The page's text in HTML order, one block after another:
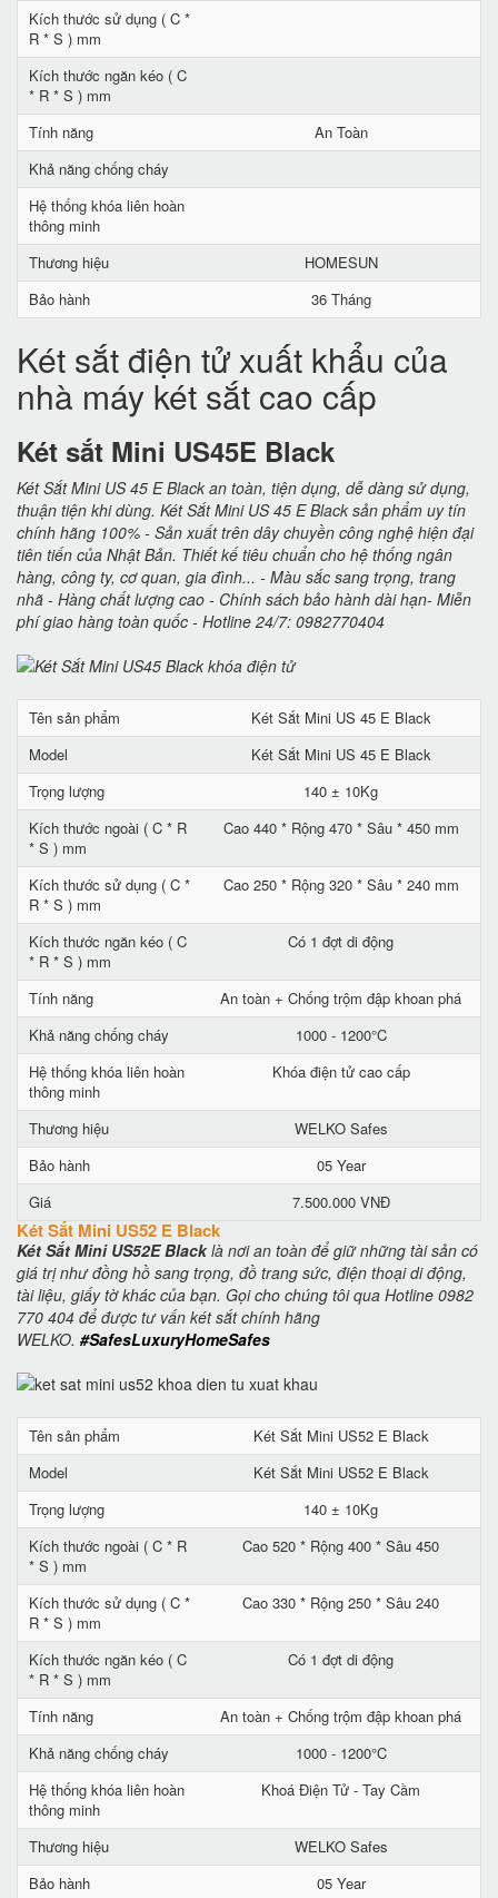
Kích thước sử dụng ( C *
R * S ) mm
Kích thước ngăn kéo ( C
* R * S ) mm
Tính năng
An Toàn
Khả năng chống cháy
Hệ thống khóa liên hoàn
thông minh
Thương hiệu
HOMESUN
Bảo hành
36 Tháng
Két sắt điện tử xuất khẩu của
nhà máy két sắt cao cấp
Két sắt Mini US45E Black
Két Sắt Mini US 45 E Black an toàn, tiện dụng, dễ dàng sử dụng,
thuận tiện khi dùng. Két Sắt Mini US 45 E Black sản phẩm uy tín
chính hãng 100% - Sản xuất trên dây chuyền công nghệ hiện đại
tiên tiến của Nhật Bản. Thiết kế tiêu chuẩn cho hệ thống ngân
hàng, công ty, cơ quan, gia đình... - Màu sắc sang trọng, trang
nhã - Hàng chất lượng cao - Chính sách bảo hành dài hạn- Miễn
phí giao hàng toàn quốc - Hotline 24/7: 0982770404
Tên sản phẩm
Két Sắt Mini US 45 E Black
Model
Két Sắt Mini US 45 E Black
Trọng lượng
140 ± 10Kg
Kích thước ngoài ( C * R
* S ) mm
Cao 440 * Rộng 470 * Sâu * 450 mm
Kích thước sử dụng ( C *
R * S ) mm
Cao 250 * Rộng 320 * Sâu * 240 mm
Kích thước ngăn kéo ( C
* R * S ) mm
Có 1 đợt di động
Tính năng
An toàn + Chống trộm đập khoan phá
Khả năng chống cháy
1000 - 1200°C
Hệ thống khóa liên hoàn
thông minh
Khóa điện tử cao cấp
Thương hiệu
WELKO Safes
Bảo hành
05 Year
Giá
7.500.000 VNĐ
Két Sắt Mini US52 E Black
Két Sắt Mini US52E Blacklà nơi an toàn để giữ những tài sản có
giá trị như đồng hồ sang trọng, đồ trang sức, điện thoại di động,
tài liệu, giấy tờ khác của bạn. Gọi cho chúng tôi qua Hotline 0982
770 404 để được tư vấn két sắt chính hãng
WELKO. #SafesLuxuryHomeSafes
Tên sản phẩm
Két Sắt Mini US52 E Black
Model
Két Sắt Mini US52 E Black
Trọng lượng
140 ± 10Kg
Kích thước ngoài ( C * R
* S ) mm
Cao 520 * Rộng 400 * Sâu 450
Kích thước sử dụng ( C *
R * S ) mm
Cao 330 * Rộng 250 * Sâu 240
Kích thước ngăn kéo ( C
* R * S ) mm
Có 1 đợt di động
Tính năng
An toàn + Chống trộm đập khoan phá
Khả năng chống cháy
1000 - 1200°C
Hệ thống khóa liên hoàn
thông minh
Khoá Điện Tử - Tay Cầm
Thương hiệu
WELKO Safes
Bảo hành
05 Year